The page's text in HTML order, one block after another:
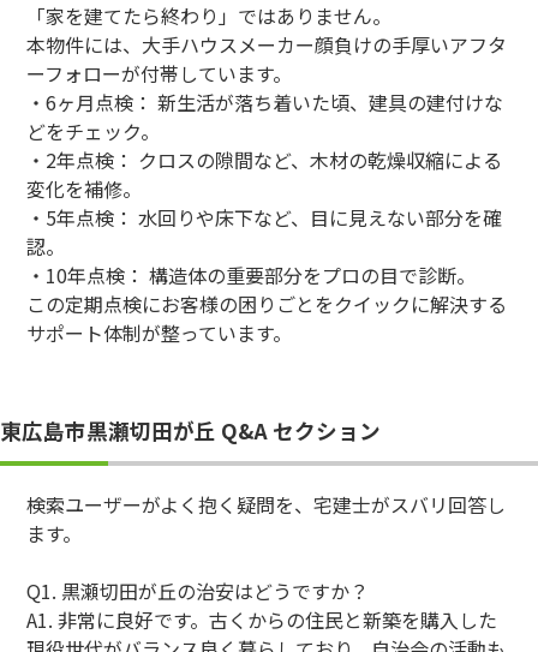
「家を建てたら終わり」ではありません。
本物件には、大手ハウスメーカー顔負けの手厚いアフタ
ーフォローが付帯しています。
・6ヶ月点検： 新生活が落ち着いた頃、建具の建付けな
どをチェック。
・2年点検： クロスの隙間など、木材の乾燥収縮による
変化を補修。
・5年点検： 水回りや床下など、目に見えない部分を確
認。
・10年点検： 構造体の重要部分をプロの目で診断。
この定期点検にお客様の困りごとをクイックに解決する
サポート体制が整っています。
東広島市黒瀬切田が丘 Q&A セクション
検索ユーザーがよく抱く疑問を、宅建士がスバリ回答し
ます。
Q1. 黒瀬切田が丘の治安はどうですか？
A1. 非常に良好です。古くからの住民と新築を購入した